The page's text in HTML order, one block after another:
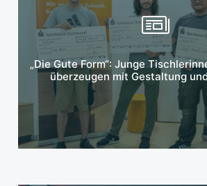
„Die Gute Form“: Junge
überzeugen mit Gestaltung
Mehr erfahren